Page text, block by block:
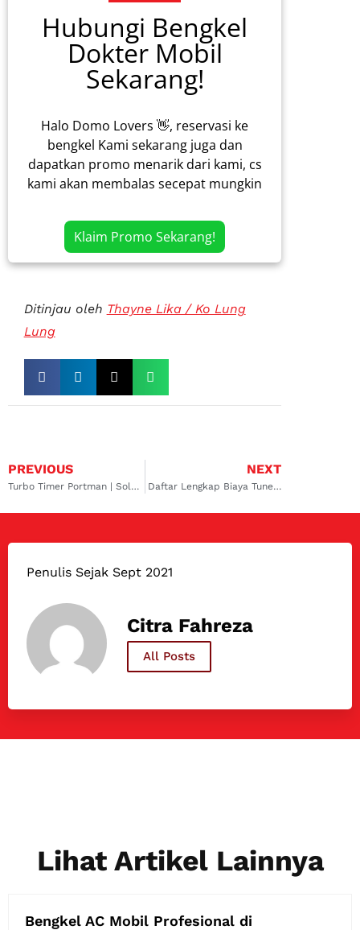
Hubungi Bengkel
Dokter Mobil
Sekarang!
Halo Domo Lovers 👋, reservasi ke
bengkel Kami sekarang juga dan
dapatkan promo menarik dari kami, cs
kami akan membalas secepat mungkin
Klaim Promo Sekarang!
Ditinjau oleh Thayne Lika / Ko Lung
Lung
PREVIOUS
Turbo Timer Portman | Solusi Mematikan Mesin Diesel Turbocharger
NEXT
Daftar Lengkap Biaya Tune UP Mobil Avanza di Dokter Mobil
Penulis Sejak Sept 2021
Citra Fahreza
All Posts
Lihat Artikel Lainnya
Bengkel AC Mobil Profesional di